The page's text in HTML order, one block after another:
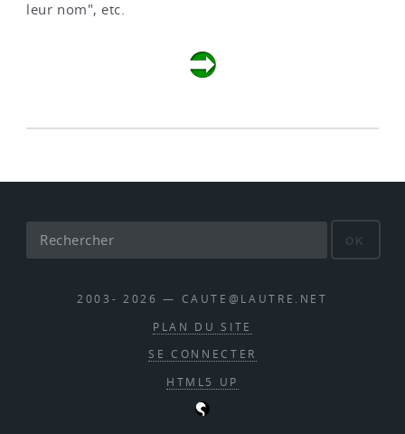
leur nom", etc.
OK
2003- 2026 — CAUTE@LAUTRE.NET
PLAN DU SITE
SE CONNECTER
HTML5 UP